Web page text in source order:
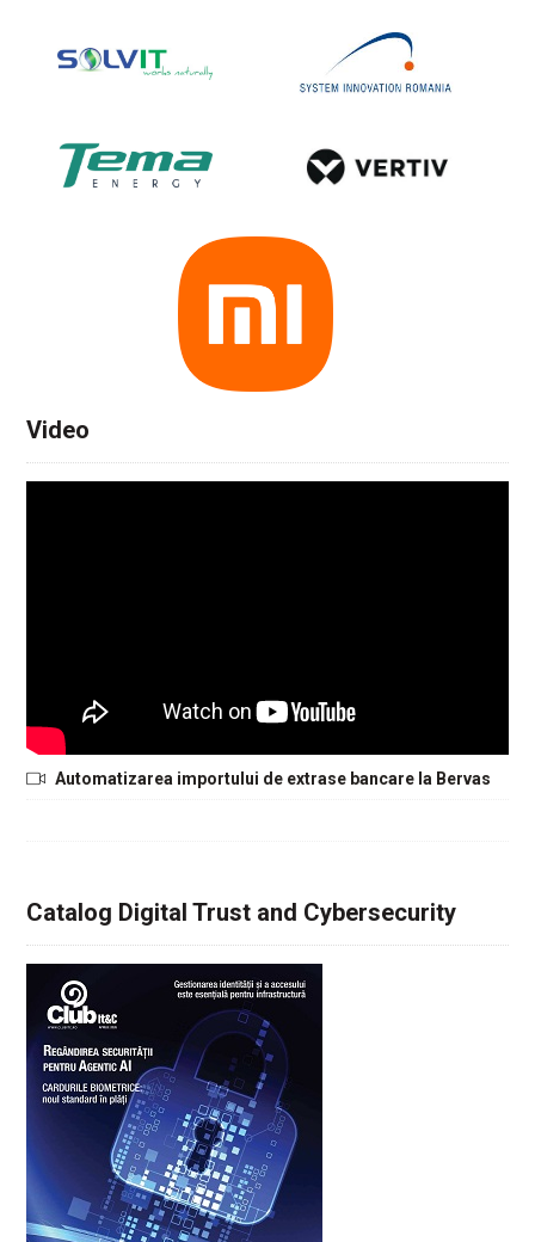
Video
Automatizarea importului de extrase bancare la Bervas
Catalog Digital Trust and Cybersecurity